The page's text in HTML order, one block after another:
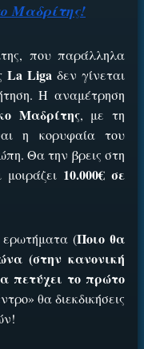
Μαδρίτης!
που παράλληλα
La Liga δεν γίνεται
Η αναμέτρηση
Μαδρίτης, με τη
η κορυφαία του
Θα την βρεις στη
10.000€ σε
(Ποιο θα
(στην κανονική
πετύχει το πρώτο
θα διεκδικήσεις